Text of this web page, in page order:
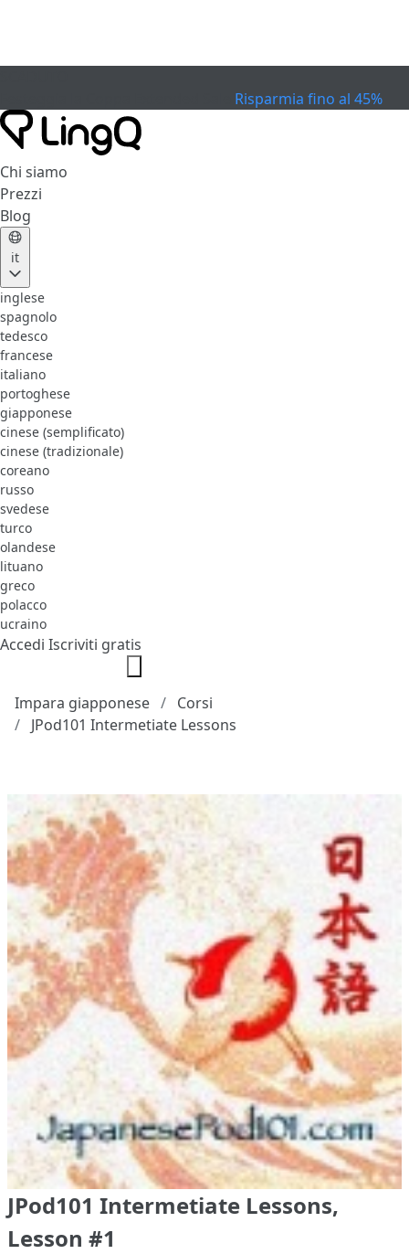
Risparmia fino al 45%
Chi siamo
Prezzi
Blog
it
inglese
spagnolo
tedesco
francese
italiano
portoghese
giapponese
cinese (semplificato)
cinese (tradizionale)
coreano
russo
svedese
turco
olandese
lituano
greco
polacco
ucraino
Accedi Iscriviti gratis
Impara giapponese
Corsi
JPod101 Intermetiate Lessons
JPod101 Intermetiate Lessons,
Lesson #1